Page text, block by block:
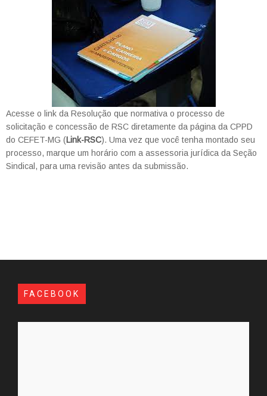
Acesse o link da Resolução que normativa o processo de
solicitação e concessão de RSC diretamente da página da CPPD
do CEFET-MG (Link-RSC). Uma vez que você tenha montado seu
processo, marque um horário com a assessoria jurídica da Seção
Sindical, para uma revisão antes da submissão.
FACEBOOK